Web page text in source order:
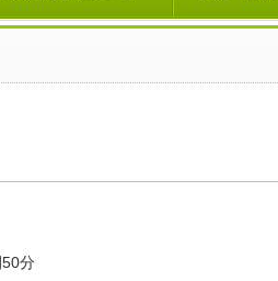
分